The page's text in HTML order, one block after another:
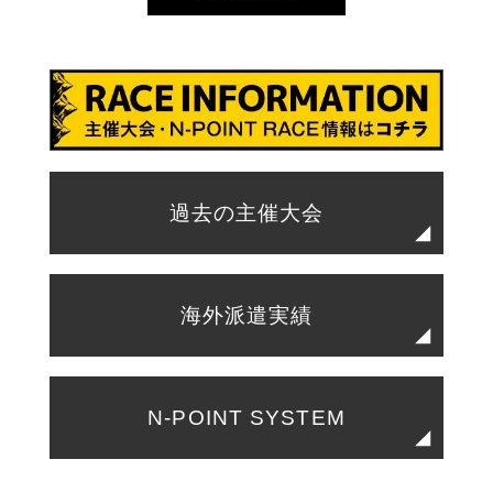
過去の主催大会
海外派遣実績
N-POINT SYSTEM